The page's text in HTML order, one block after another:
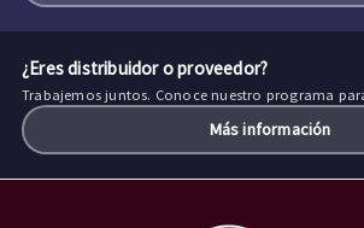
¿Eres distribuidor o proveedor?
Trabajemos juntos. Conoce nuestro programa
Más información